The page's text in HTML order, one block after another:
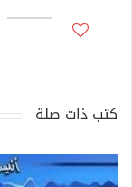
كتب ذات صلة